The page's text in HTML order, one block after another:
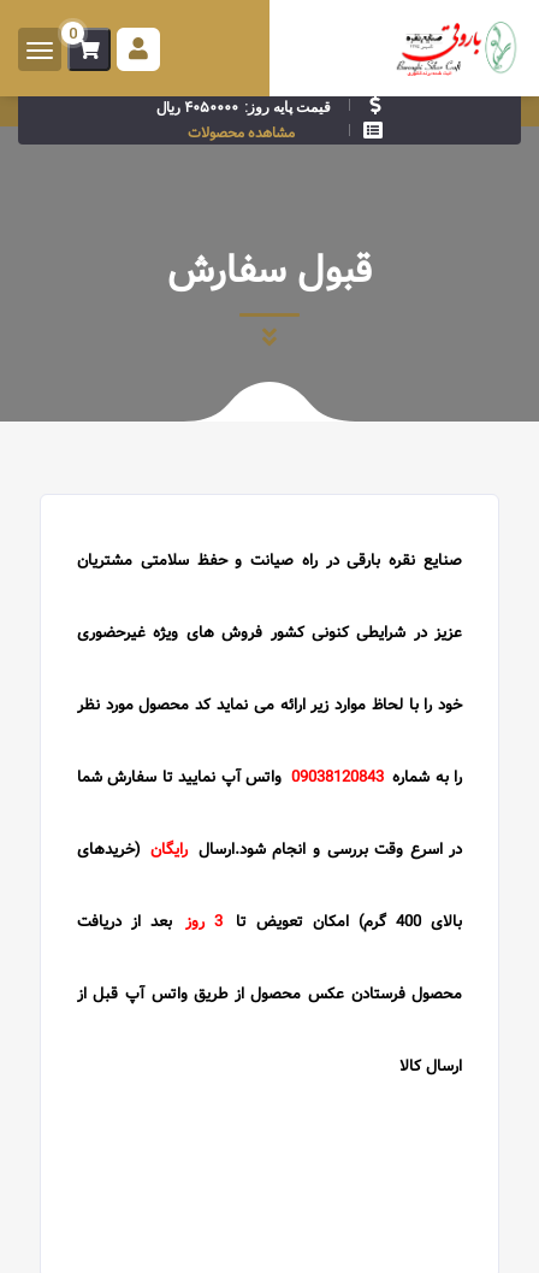
قیمت پایه روز: ۴۰۵۰۰۰۰ ریال
مشاهده محصولات
0
قبول سفارش
صنایع نقره بارقی در راه صیانت و حفظ سلامتی مشتریان
عزیز در شرایطی کنونی کشور فروش های ویژه غیرحضوری
خود را با لحاظ موارد زیر ارائه می نماید کد محصول مورد نظر
را به شماره 09038120843 واتس آپ نمایید تا سفارش شما
در اسرع وقت بررسی و انجام شود.ارسال رایگان (خریدهای
بالای 400 گرم) امکان تعویض تا 3 روز بعد از دریافت
محصول فرستادن عکس محصول از طریق واتس آپ قبل از
ارسال کالا